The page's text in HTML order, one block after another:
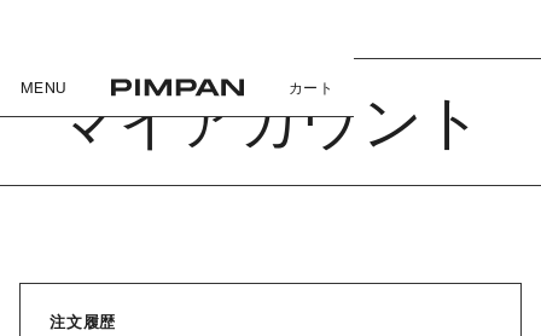
MENU カート
マイアカウント
注文履歴